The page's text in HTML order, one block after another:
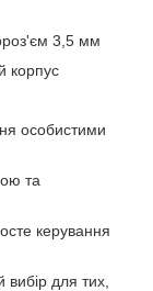
3,5 мм
корпус
особистими
та
керування
для тих,